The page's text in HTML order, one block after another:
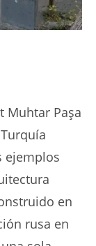
Muhtar Paşa
ejemplos
en
rusa en